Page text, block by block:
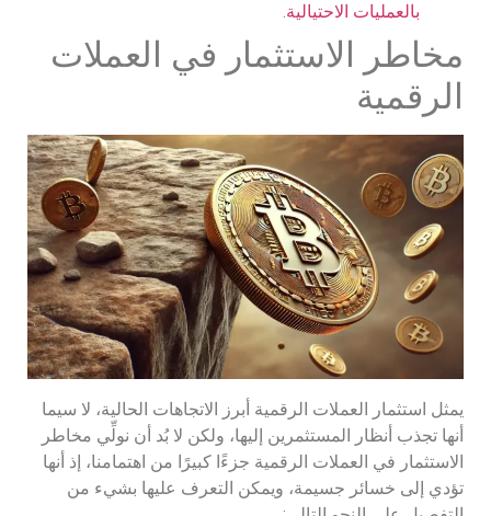
بالعمليات الاحتيالية.
مخاطر الاستثمار في العملات
الرقمية
يمثل استثمار العملات الرقمية أبرز الاتجاهات الحالية، لا سيما
أنها تجذب أنظار المستثمرين إليها، ولكن لا بُد أن نولِّي مخاطر
الاستثمار في العملات الرقمية جزءًا كبيرًا من اهتمامنا، إذ أنها
تؤدي إلى خسائر جسيمة، ويمكن التعرف عليها بشيء من